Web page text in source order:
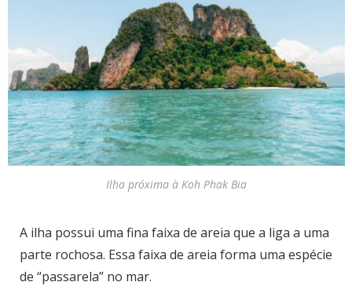
Ilha próxima à Koh Phak Bia
A ilha possui uma fina faixa de areia que a liga a uma
parte rochosa. Essa faixa de areia forma uma espécie
de “passarela” no mar.